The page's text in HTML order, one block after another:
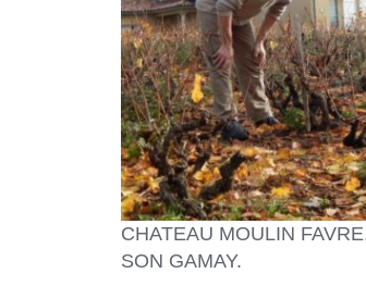
CHATEAU MOULIN
SON GAMAY.